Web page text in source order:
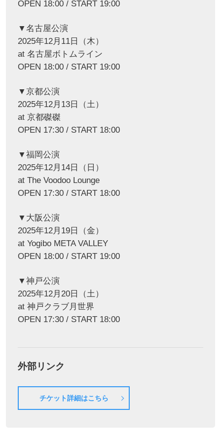
OPEN 18:00 / START 19:00
▼名古屋公演
2025年12月11日（木）
at 名古屋ボトムライン
OPEN 18:00 / START 19:00
▼京都公演
2025年12月13日（土）
at 京都磔磔
OPEN 17:30 / START 18:00
▼福岡公演
2025年12月14日（日）
at The Voodoo Lounge
OPEN 17:30 / START 18:00
▼大阪公演
2025年12月19日（金）
at Yogibo META VALLEY
OPEN 18:00 / START 19:00
▼神戸公演
2025年12月20日（土）
at 神戸クラブ月世界
OPEN 17:30 / START 18:00
外部リンク
チケット詳細はこちら